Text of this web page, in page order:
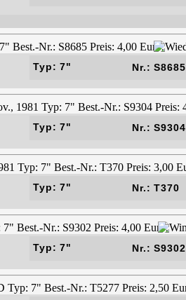
Typ: 7" Nr.: S8685
Typ: 7" Nr.: S9304
Typ: 7" Nr.: T370
Typ: 7" Nr.: S9302